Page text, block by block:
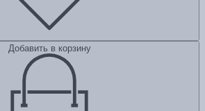
Добавить в корзину